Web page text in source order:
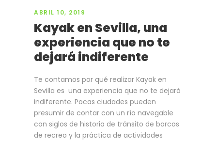
ABRIL 10, 2019
Kayak en Sevilla, una
experiencia que no te
dejará indiferente
Te contamos por qué realizar Kayak en
Sevilla es una experiencia que no te dejará
indiferente. Pocas ciudades pueden
presumir de contar con un río navegable
con siglos de historia de tránsito de barcos
de recreo y la práctica de actividades